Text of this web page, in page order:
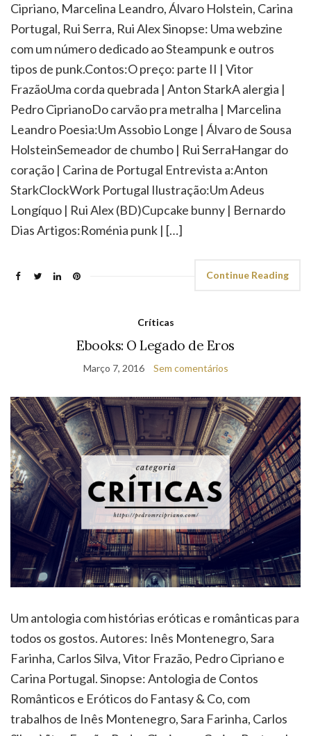
Cipriano, Marcelina Leandro, Álvaro Holstein, Carina
Portugal, Rui Serra, Rui Alex Sinopse: Uma webzine
com um número dedicado ao Steampunk e outros
tipos de punk.Contos:O preço: parte II | Vitor
FrazãoUma corda quebrada | Anton StarkA alergia |
Pedro CiprianoDo carvão pra metralha | Marcelina
Leandro Poesia:Um Assobio Longe | Álvaro de Sousa
HolsteinSemeador de chumbo | Rui SerraHangar do
coração | Carina de Portugal Entrevista a:Anton
StarkClockWork Portugal Ilustração:Um Adeus
Longíquo | Rui Alex (BD)Cupcake bunny | Bernardo
Dias Artigos:Roménia punk | […]
Continue Reading
Críticas
Ebooks: O Legado de Eros
Março 7, 2016 Sem comentários
Um antologia com histórias eróticas e românticas para
todos os gostos. Autores: Inês Montenegro, Sara
Farinha, Carlos Silva, Vitor Frazão, Pedro Cipriano e
Carina Portugal. Sinopse: Antologia de Contos
Românticos e Eróticos do Fantasy & Co, com
trabalhos de Inês Montenegro, Sara Farinha, Carlos